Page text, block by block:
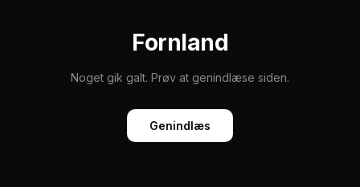
Fornland
Noget gik galt. Prøv at genindlæse siden.
Genindlæs